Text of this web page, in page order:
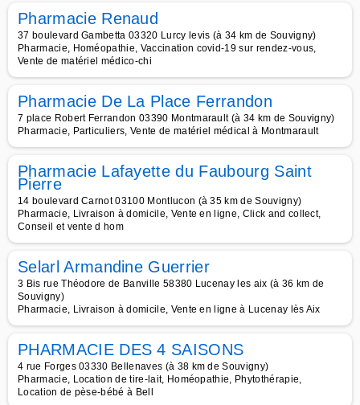
Pharmacie Renaud
37 boulevard Gambetta 03320 Lurcy levis (à 34 km de Souvigny)
Pharmacie, Homéopathie, Vaccination covid-19 sur rendez-vous,
Vente de matériel médico-chi
Pharmacie De La Place Ferrandon
7 place Robert Ferrandon 03390 Montmarault (à 34 km de Souvigny)
Pharmacie, Particuliers, Vente de matériel médical à Montmarault
Pharmacie Lafayette du Faubourg Saint
Pierre
14 boulevard Carnot 03100 Montlucon (à 35 km de Souvigny)
Pharmacie, Livraison à domicile, Vente en ligne, Click and collect,
Conseil et vente d hom
Selarl Armandine Guerrier
3 Bis rue Théodore de Banville 58380 Lucenay les aix (à 36 km de
Souvigny)
Pharmacie, Livraison à domicile, Vente en ligne à Lucenay lès Aix
PHARMACIE DES 4 SAISONS
4 rue Forges 03330 Bellenaves (à 38 km de Souvigny)
Pharmacie, Location de tire-lait, Homéopathie, Phytothérapie,
Location de pèse-bébé à Bell